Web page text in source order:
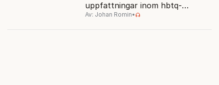
uppfattningar inom hbtq-
rörelsen. "Vi har inga problem
Av: Johan Romin•